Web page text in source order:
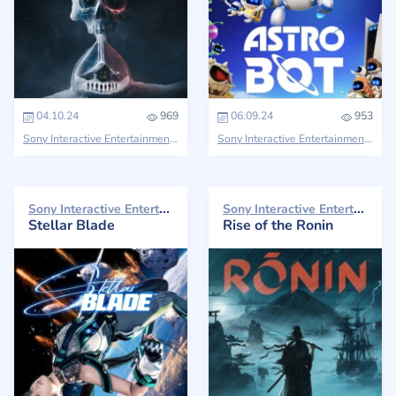
04.10.24
969
Sony Interactive Entertainment
06.09.24
953
Sony Interactive Entertainment
Sony Interactive Entertainment 2024
Stellar Blade
Sony Interactive Entertainment 2024
Rise of the Ronin